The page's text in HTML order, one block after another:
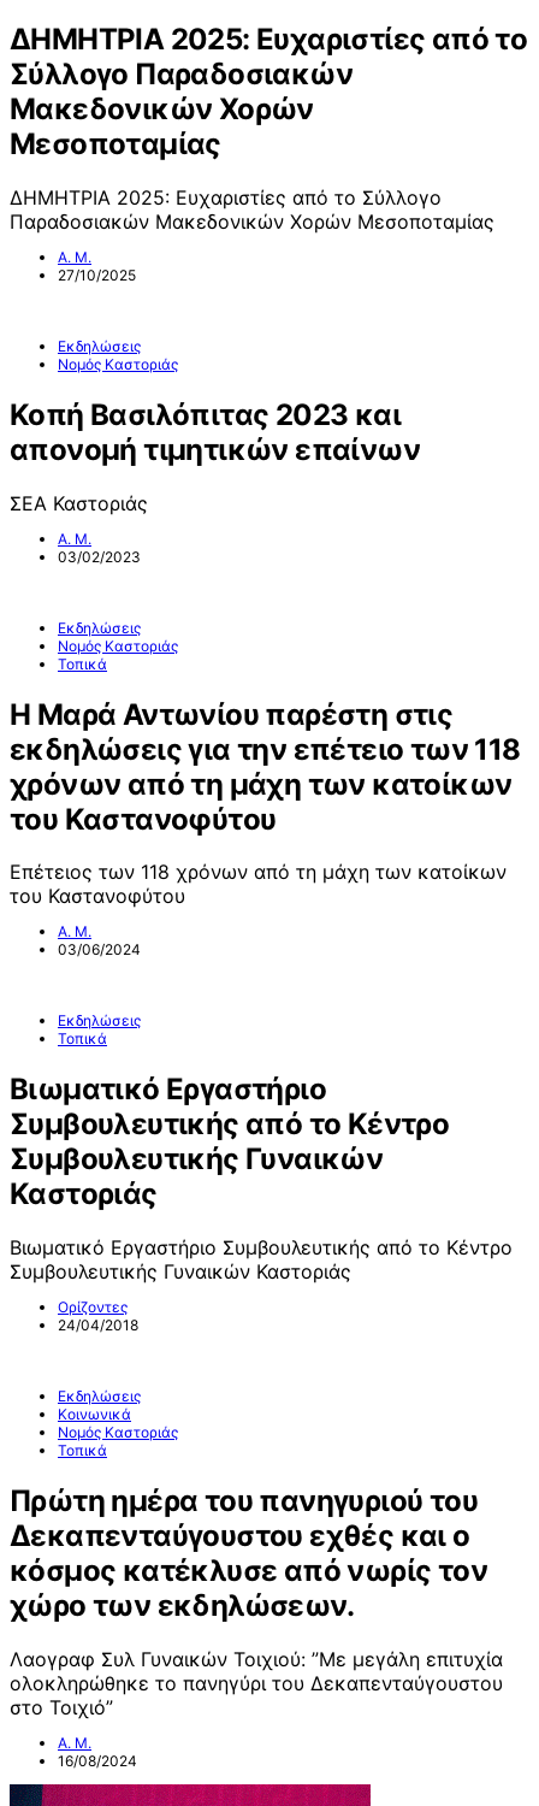
ΔΗΜΗΤΡΙΑ 2025: Ευχαριστίες από το
Σύλλογο Παραδοσιακών
Μακεδονικών Χορών
Μεσοποταμίας
ΔΗΜΗΤΡΙΑ 2025: Ευχαριστίες από το Σύλλογο
Παραδοσιακών Μακεδονικών Χορών Μεσοποταμίας
Α. Μ.
27/10/2025
Εκδηλώσεις
Νομός Καστοριάς
Κοπή Βασιλόπιτας 2023 και
απονομή τιμητικών επαίνων
ΣΕΑ Καστοριάς
Α. Μ.
03/02/2023
Εκδηλώσεις
Νομός Καστοριάς
Τοπικά
Η Μαρά Αντωνίου παρέστη στις
εκδηλώσεις για την επέτειο των 118
χρόνων από τη μάχη των κατοίκων
του Καστανοφύτου
Επέτειος των 118 χρόνων από τη μάχη των κατοίκων
του Καστανοφύτου
Α. Μ.
03/06/2024
Εκδηλώσεις
Τοπικά
Βιωματικό Εργαστήριο
Συμβουλευτικής από το Κέντρο
Συμβουλευτικής Γυναικών
Καστοριάς
Βιωματικό Εργαστήριο Συμβουλευτικής από το Κέντρο
Συμβουλευτικής Γυναικών Καστοριάς
Ορίζοντες
24/04/2018
Εκδηλώσεις
Κοινωνικά
Νομός Καστοριάς
Τοπικά
Πρώτη ημέρα του πανηγυριού του
Δεκαπενταύγουστου εχθές και ο
κόσμος κατέκλυσε από νωρίς τον
χώρο των εκδηλώσεων.
Λαογραφ Συλ Γυναικών Τοιχιού: ”Με μεγάλη επιτυχία
ολοκληρώθηκε το πανηγύρι του Δεκαπενταύγουστου
στο Τοιχιό”
Α. Μ.
16/08/2024